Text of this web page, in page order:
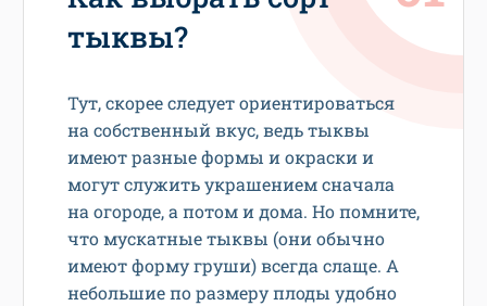
тыквы?
Тут, скорее следует ориентироваться
на собственный вкус, ведь тыквы
имеют разные формы и окраски и
могут служить украшением сначала
на огороде, а потом и дома. Но помните,
что мускатные тыквы (они обычно
имеют форму груши) всегда слаще. А
небольшие по размеру плоды удобно